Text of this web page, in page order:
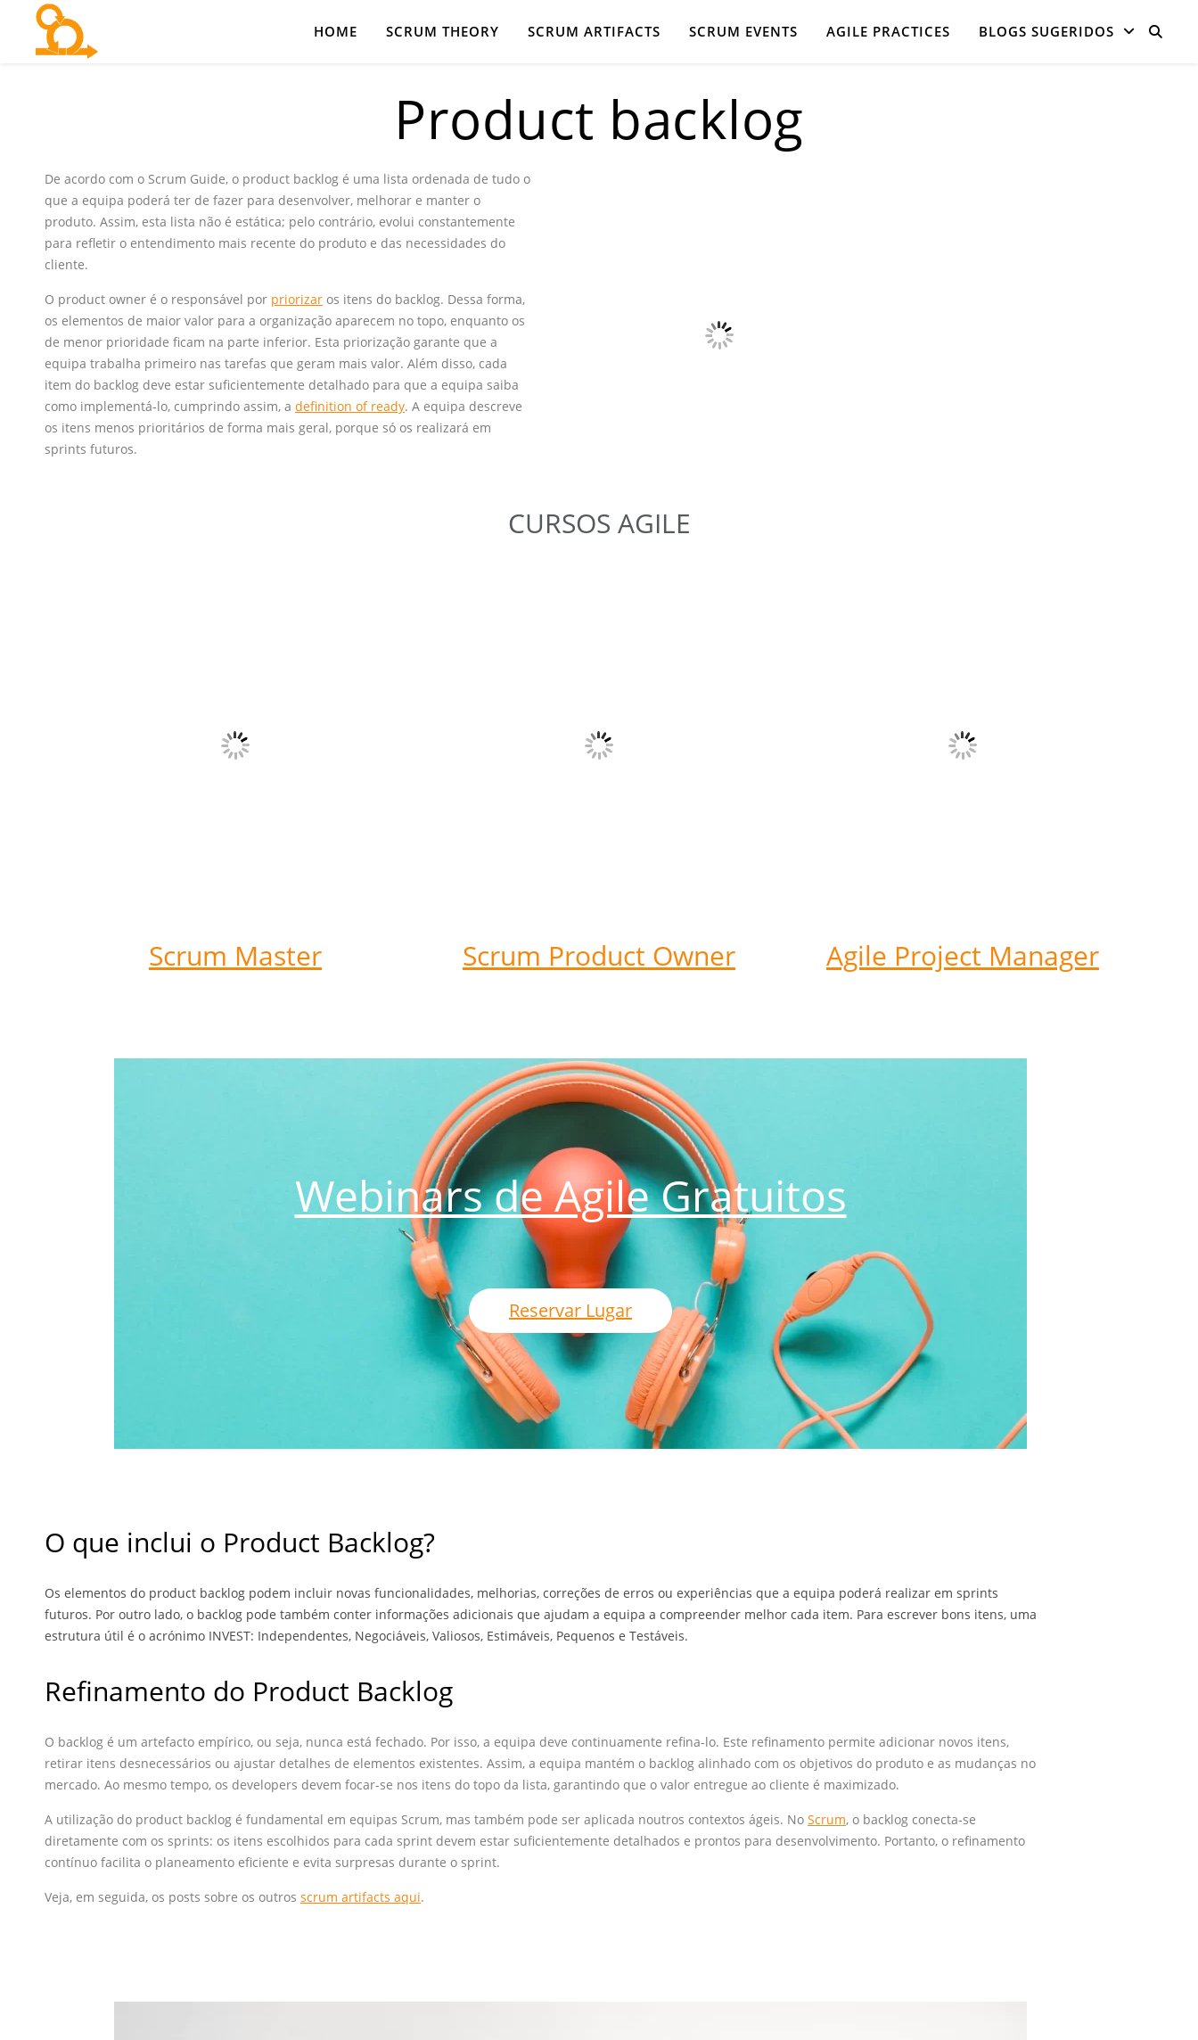
HOME SCRUM THEORY SCRUM ARTIFACTS SCRUM EVENTS AGILE PRACTICES BLOGS SUGERIDOS
Product backlog
De acordo com o Scrum Guide, o product backlog é uma lista ordenada de tudo o
que a equipa poderá ter de fazer para desenvolver, melhorar e manter o
produto. Assim, esta lista não é estática; pelo contrário, evolui constantemente
para refletir o entendimento mais recente do produto e das necessidades do
cliente.
O product owner é o responsável por priorizar os itens do backlog. Dessa forma,
os elementos de maior valor para a organização aparecem no topo, enquanto os
de menor prioridade ficam na parte inferior. Esta priorização garante que a
equipa trabalha primeiro nas tarefas que geram mais valor. Além disso, cada
item do backlog deve estar suficientemente detalhado para que a equipa saiba
como implementá-lo, cumprindo assim, a definition of ready. A equipa descreve
os itens menos prioritários de forma mais geral, porque só os realizará em
sprints futuros.
CURSOS AGILE
Scrum Master Scrum Product Owner Agile Project Manager
Webinars de Agile Gratuitos
Reservar Lugar
O que inclui o Product Backlog?
Os elementos do product backlog podem incluir novas funcionalidades, melhorias, correções de erros ou experiências que a equipa poderá realizar em sprints
futuros. Por outro lado, o backlog pode também conter informações adicionais que ajudam a equipa a compreender melhor cada item. Para escrever bons itens, uma
estrutura útil é o acrónimo INVEST: Independentes, Negociáveis, Valiosos, Estimáveis, Pequenos e Testáveis.
Refinamento do Product Backlog
O backlog é um artefacto empírico, ou seja, nunca está fechado. Por isso, a equipa deve continuamente refina-lo. Este refinamento permite adicionar novos itens,
retirar itens desnecessários ou ajustar detalhes de elementos existentes. Assim, a equipa mantém o backlog alinhado com os objetivos do produto e as mudanças no
mercado. Ao mesmo tempo, os developers devem focar-se nos itens do topo da lista, garantindo que o valor entregue ao cliente é maximizado.
A utilização do product backlog é fundamental em equipas Scrum, mas também pode ser aplicada noutros contextos ágeis. No Scrum, o backlog conecta-se
diretamente com os sprints: os itens escolhidos para cada sprint devem estar suficientemente detalhados e prontos para desenvolvimento. Portanto, o refinamento
contínuo facilita o planeamento eficiente e evita surpresas durante o sprint.
Veja, em seguida, os posts sobre os outros scrum artifacts aqui.